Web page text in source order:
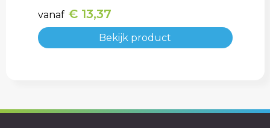
vanaf € 13,37
Bekijk product